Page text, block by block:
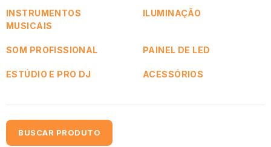
INSTRUMENTOS
MUSICAIS
ILUMINAÇÃO
SOM PROFISSIONAL PAINEL DE LED
ESTÚDIO E PRO DJ ACESSÓRIOS
BUSCAR PRODUTO